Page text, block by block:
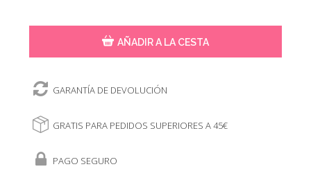
AÑADIR A LA CESTA
GARANTÍA DE DEVOLUCIÓN
GRATIS PARA PEDIDOS SUPERIORES A 45€
PAGO SEGURO